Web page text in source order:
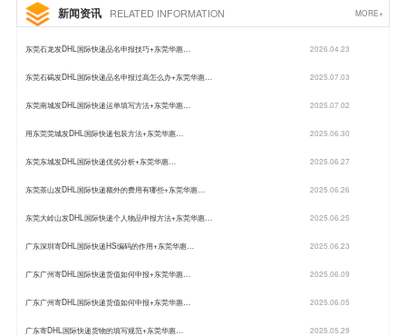
新闻资讯 RELATED INFORMATION MORE+
东莞石龙发DHL国际快递品名申报技巧+东莞华惠… 2026.04.23
东莞石碣发DHL国际快递品名申报过高怎么办+东莞华惠… 2025.07.03
东莞南城发DHL国际快递运单填写方法+东莞华惠… 2025.07.02
用东莞莞城发DHL国际快递包装方法+东莞华惠… 2025.06.30
东莞东城发DHL国际快递优劣分析+东莞华惠… 2025.06.27
东莞茶山发DHL国际快递额外的费用有哪些+东莞华惠… 2025.06.26
东莞大岭山发DHL国际快递个人物品申报方法+东莞华惠… 2025.06.25
广东深圳寄DHL国际快递HS编码的作用+东莞华惠… 2025.06.23
广东广州寄DHL国际快递货值如何申报+东莞华惠… 2025.06.09
广东广州寄DHL国际快递货值如何申报+东莞华惠… 2025.06.05
广东寄DHL国际快递货物的填写规范+东莞华惠… 2025.05.29